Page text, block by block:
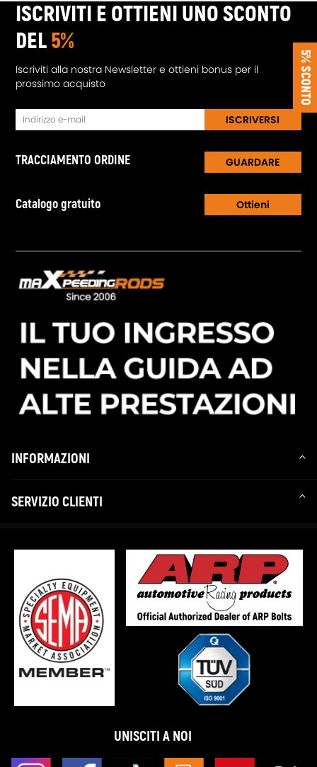
5% SCONTO
ISCRIVITI E OTTIENI UNO SCONTO
DEL5%
Iscriviti alla nostra Newsletter e ottieni bonus per il
prossimo acquisto
ISCRIVERSI
TRACCIAMENTO ORDINE GUARDARE
Catalogo gratuito Ottieni
INFORMAZIONI
SERVIZIO CLIENTI
UNISCITI A NOI